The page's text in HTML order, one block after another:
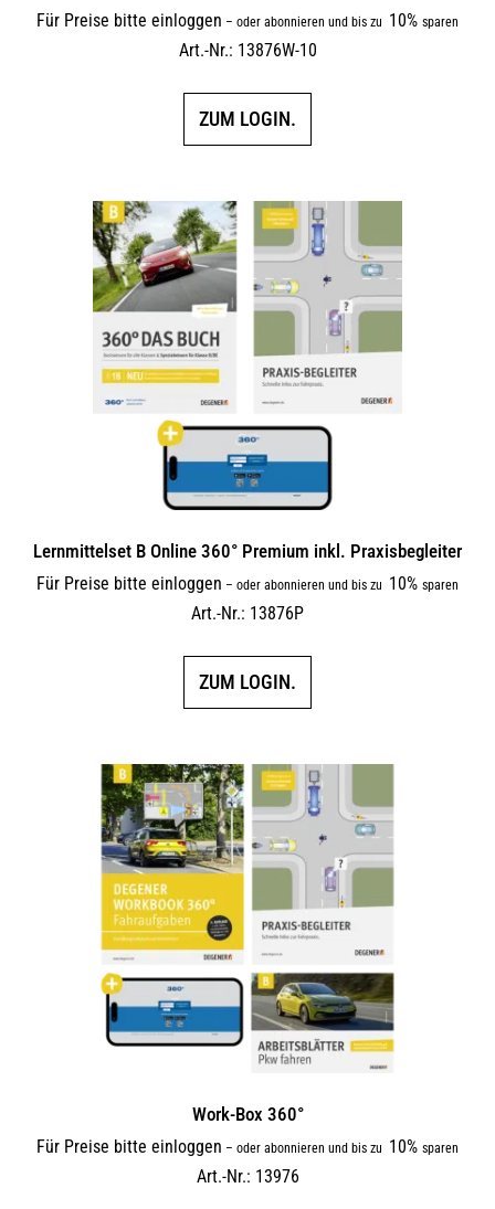
Für Preise bitte einloggen – oder abonnieren und bis zu 10% sparen
Art.-Nr.: 13876W-10
ZUM LOGIN.
Lernmittelset B Online 360° Premium inkl. Praxisbegleiter
Für Preise bitte einloggen – oder abonnieren und bis zu 10% sparen
Art.-Nr.: 13876P
ZUM LOGIN.
Work-Box 360°
Für Preise bitte einloggen – oder abonnieren und bis zu 10% sparen
Art.-Nr.: 13976